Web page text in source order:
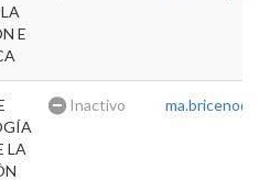
E
LA
Inactivo